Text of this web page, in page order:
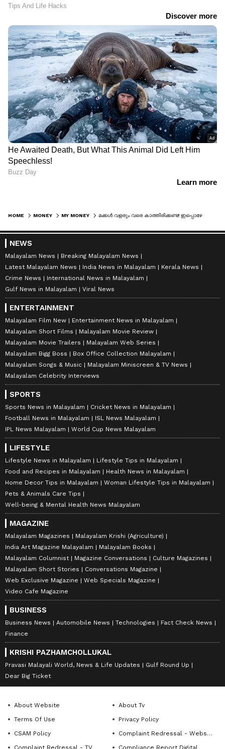
HOME MONEY MY MONEY
NEWS
Malayalam News
Breaking Malayalam News
Latest Malayalam News
India News in Malayalam
Kerala News
Crime News
International News in Malayalam
Gulf News in Malayalam
Viral News
ENTERTAINMENT
Malayalam Film New
Entertainment News in Malayalam
Malayalam Short Films
Malayalam Movie Review
Malayalam Movie Trailers
Malayalam Web Series
Malayalam Bigg Boss
Box Office Collection Malayalam
Malayalam Songs & Music
Malayalam Miniscreen & TV News
Malayalam Celebrity Interviews
SPORTS
Sports News in Malayalam
Cricket News in Malayalam
Football News in Malayalam
ISL News Malayalam
IPL News Malayalam
World Cup News Malayalam
LIFESTYLE
Lifestyle News in Malayalam
Lifestyle Tips in Malayalam
Food and Recipes in Malayalam
Health News in Malayalam
Home Decor Tips in Malayalam
Woman Lifestyle Tips in Malayalam
Pets & Animals Care Tips
Well-being & Mental Health News Malayalam
MAGAZINE
Malayalam Magazines
Malayalam Krishi (Agriculture)
India Art Magazine Malayalam
Malayalam Books
Malayalam Columnist
Magazine Conversations
Culture Magazines
Malayalam Short Stories
Conversations Magazine
Web Exclusive Magazine
Web Specials Magazine
Video Cafe Magazine
BUSINESS
Business News Automobile News Technologies
Fact Check News
Finance
KRISHI PAZHAMCHOLLUKAL
Pravasi Malayali World, News & Life Updates
Gulf Round Up
Dear Big Ticket
About Website
About Tv
Terms Of Use
Privacy Policy
CSAM Policy
Complaint Redressal - Website
Complaint Redressal - TV
Compliance Report Digital